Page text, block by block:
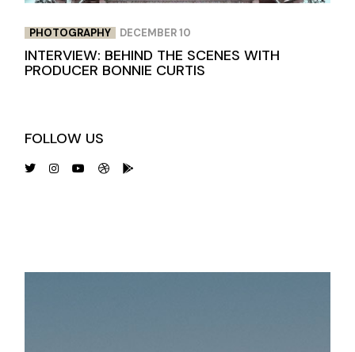
PHOTOGRAPHY DECEMBER 10
INTERVIEW: BEHIND THE SCENES WITH
PRODUCER BONNIE CURTIS
FOLLOW US